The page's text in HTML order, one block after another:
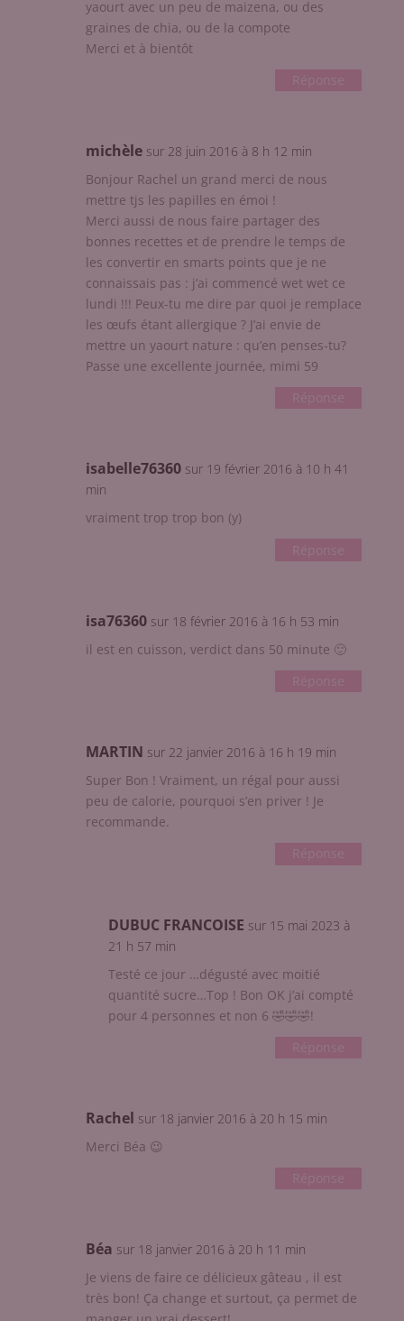
yaourt avec un peu de maizena, ou des
graines de chia, ou de la compote
Merci et à bientôt
Réponse
michèle sur 28 juin 2016 à 8 h 12 min
Bonjour Rachel un grand merci de nous
mettre tjs les papilles en émoi !
Merci aussi de nous faire partager des
bonnes recettes et de prendre le temps de
les convertir en smarts points que je ne
connaissais pas : j’ai commencé wet wet ce
lundi !!! Peux-tu me dire par quoi je remplace
les œufs étant allergique ? J’ai envie de
mettre un yaourt nature : qu’en penses-tu?
Passe une excellente journée, mimi 59
Réponse
isabelle76360 sur 19 février 2016 à 10 h 41
min
vraiment trop trop bon (y)
Réponse
isa76360 sur 18 février 2016 à 16 h 53 min
il est en cuisson, verdict dans 50 minute 🙂
Réponse
MARTIN sur 22 janvier 2016 à 16 h 19 min
Super Bon ! Vraiment, un régal pour aussi
peu de calorie, pourquoi s’en priver ! Je
recommande.
Réponse
DUBUC FRANCOISE sur 15 mai 2023 à
21 h 57 min
Testé ce jour …dégusté avec moitié
quantité sucre…Top ! Bon OK j’ai compté
pour 4 personnes et non 6 🤣🤣🤣!
Réponse
Rachel sur 18 janvier 2016 à 20 h 15 min
Merci Béa 😉
Réponse
Béa sur 18 janvier 2016 à 20 h 11 min
Je viens de faire ce délicieux gâteau , il est
très bon! Ça change et surtout, ça permet de